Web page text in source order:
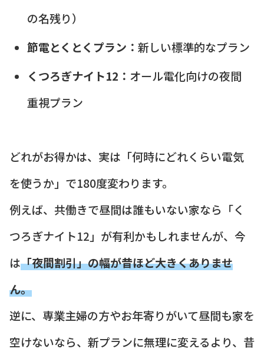
の名残り）
節電とくとくプラン： 新しい標準的なプラン
くつろぎナイト12： オール電化向けの夜間
重視プラン
どれがお得かは、実は「何時にどれくらい電気
を使うか」で180度変わります。
例えば、共働きで昼間は誰もいない家なら「く
つろぎナイト12」が有利かもしれませんが、今
は「夜間割引」の幅が昔ほど大きくありませ
ん。
逆に、専業主婦の方やお年寄りがいて昼間も家を
空けないなら、新プランに無理に変えるより、昔